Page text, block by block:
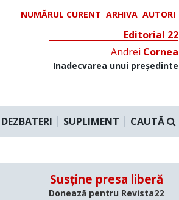
NUMĂRUL CURENT ARHIVA AUTORI
Editorial 22
Andrei Cornea
Inadecvarea unui președinte
DEZBATERI SUPLIMENT CAUTĂ
Susține presa liberă
Donează pentru Revista22